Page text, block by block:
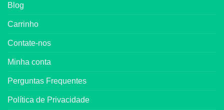
Blog
Carrinho
Contate-nos
Minha conta
Perguntas Frequentes
Política de Privacidade